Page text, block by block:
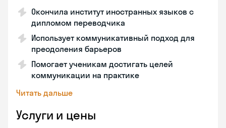
Окончила институт иностранных языков с
дипломом переводчика
Использует коммуникативный подход для
преодоления барьеров
Помогает ученикам достигать целей
коммуникации на практике
Читать дальше
Услуги и цены